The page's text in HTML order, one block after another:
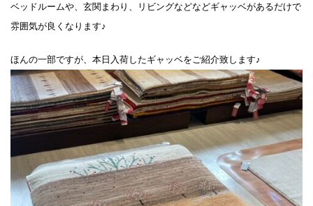
ベッドルームや、玄関まわり、リビングなどなどギャッベがあるだけで
雰囲気が良くなります♪
ほんの一部ですが、本日入荷したギャッベをご紹介致します♪